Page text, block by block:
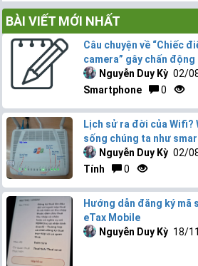
BÀI VIẾT MỚI NHẤT
Câu chuyện về “Chiếc
camera” gây chấn động
Nguyễn Duy Kỳ 02/
Smartphone
0
Lịch sử ra đời của Wifi?
sống chúng ta như
Nguyễn Duy Kỳ 02/
Tính
0
Hướng dẫn đăng ký mã
eTax Mobile
Nguyễn Duy Kỳ 18/